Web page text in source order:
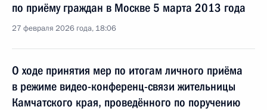
по приёму граждан в Москве 5 марта 2013 года
27 февраля 2026 года, 18:06
О ходе принятия мер по итогам личного приёма
в режиме видео-конференц-связи жительницы
Камчатского края, проведённого по поручению